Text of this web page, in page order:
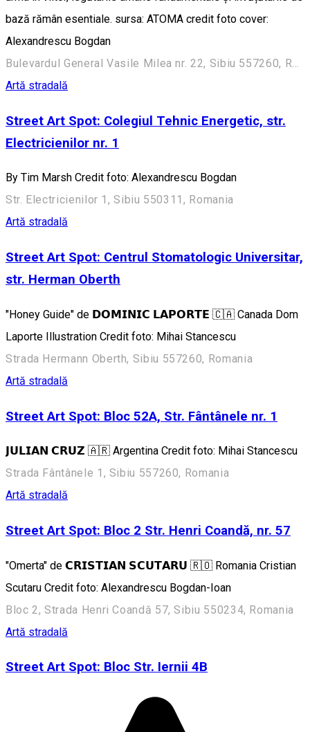
bază rămân esentiale. sursa: ATOMA credit foto cover:
Alexandrescu Bogdan
Bulevardul General Vasile Milea nr. 22, Sibiu 557260, Romania
Artă stradală
Street Art Spot: Colegiul Tehnic Energetic, str.
Electricienilor nr. 1
By Tim Marsh Credit foto: Alexandrescu Bogdan
Str. Electricienilor 1, Sibiu 550311, Romania
Artă stradală
Street Art Spot: Centrul Stomatologic Universitar,
str. Herman Oberth
"Honey Guide" de 𝗗𝗢𝗠𝗜𝗡𝗜𝗖 𝗟𝗔𝗣𝗢𝗥𝗧𝗘 🇨🇦 Canada Dom
Laporte Illustration Credit foto: Mihai Stancescu
Strada Hermann Oberth, Sibiu 557260, Romania
Artă stradală
Street Art Spot: Bloc 52A, Str. Fântânele nr. 1
𝗝𝗨𝗟𝗜𝗔𝗡 𝗖𝗥𝗨𝗭 🇦🇷 Argentina Credit foto: Mihai Stancescu
Strada Fântânele 1, Sibiu 557260, Romania
Artă stradală
Street Art Spot: Bloc 2 Str. Henri Coandă, nr. 57
"Omerta" de 𝗖𝗥𝗜𝗦𝗧𝗜𝗔𝗡 𝗦𝗖𝗨𝗧𝗔𝗥𝗨 🇷🇴 Romania Cristian
Scutaru Credit foto: Alexandrescu Bogdan-Ioan
Bloc 2, Strada Henri Coandă 57, Sibiu 550234, Romania
Artă stradală
Street Art Spot: Bloc Str. Iernii 4B